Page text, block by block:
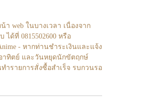
web ในบางเวลา เนื่องจาก
ด้ที่ 0815502600 หรือ
- หากท่านชำระเงินและแจ้ง
าทิตย์ และวันหยุดนักขัตฤกษ์
รายการสั่งซื้อสำเร็จ รบกวนรอ